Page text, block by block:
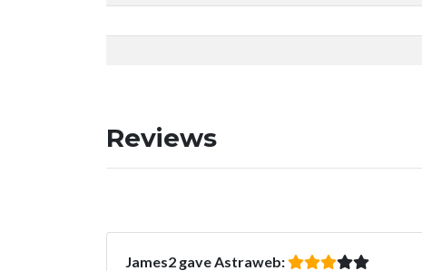
Reviews
James2 gave Astraweb: